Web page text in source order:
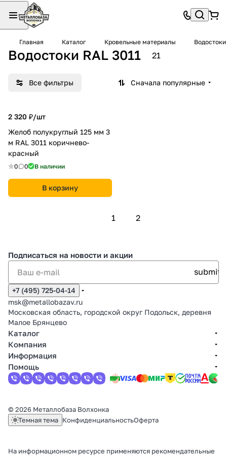
Главная Каталог Кровельные материалы Водостоки
Водостоки RAL 3011 21
Все фильтры Сначала популярные
2 320 ₽/шт
Желоб полукруглый 125 мм 3
м RAL 3011 коричнево-
красный
0 0 В наличии
В корзину
1 2
Подписаться на новости и акции
+7 (495) 725-04-14
msk@metallobazav.ru
Московская область, городской округ Подольск, деревня
Малое Брянцево
Каталог
Компания
Информация
Помощь
© 2026 Металлобаза Волхонка
Темная тема КонфиденциальностьОферта
На информационном ресурсе применяются рекомендательные